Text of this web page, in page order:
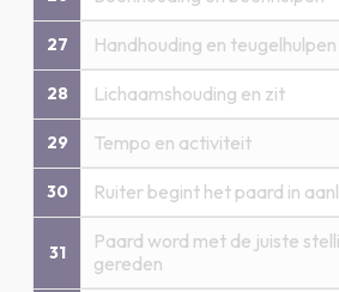
27 Handhouding en teugelhulpen
28 Lichaamshouding en zit
29 Tempo en activiteit
30 Ruiter begint het paard in
31
Paard word met de juiste
gereden